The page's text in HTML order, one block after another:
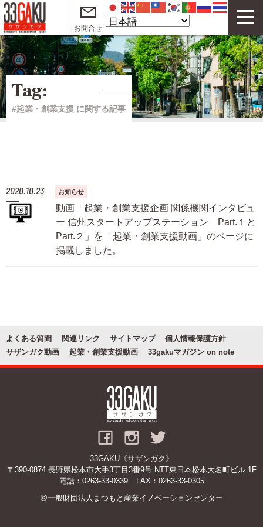
33GAKUについて
コワーキングスペース
サテライトオフィス
起業・創業支援動画 on YouTube
お問合せ
Tag:
#起業・創業支援 に関する記事
2020.10.23 お知らせ
動画「起業・創業支援企画 関係機関インタビュ
ー 信州スタートアップステーション Part.１と
Part.２」を「起業・創業支援動画」のページに
掲載しました。
よくある質問 関連リンク サイトマップ
個人情報保護方針
サザンガク動画
起業・創業支援動画 33gakuマガジン on note
33GAKU《サザンガク》
〒390-0874 長野県松本市大手3丁目3番9号 NTT東日本松本大名町ビル 1F
電話： 0263-33-0339
FAX：0263-33-0305
一般財団法人まつもと産業イノベーションセンター